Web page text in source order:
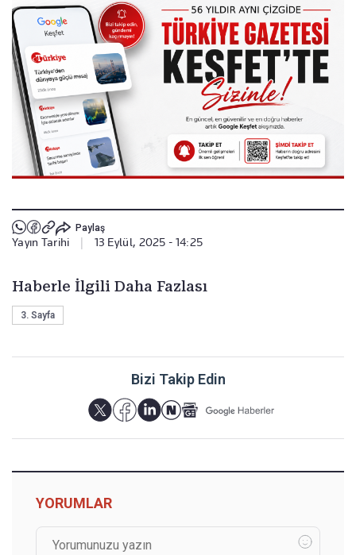
Paylaş
Yayın Tarihi 13 Eylül, 2025 - 14:25
Haberle İlgili Daha Fazlası
3. Sayfa
Bizi Takip Edin
YORUMLAR